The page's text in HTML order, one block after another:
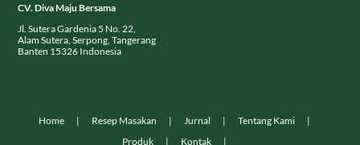
CV. Diva Maju Bersama
Jl. Sutera Gardenia 5 No. 22,
Alam Sutera, Serpong, Tangerang
Banten 15326 Indonesia
Home Resep Masakan Jurnal
Tentang Kami
Produk
Kontak